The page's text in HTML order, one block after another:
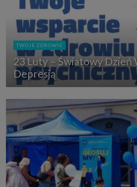
TWOJE ZDROWIE
23 Luty – Światowy Dzień
Depresją